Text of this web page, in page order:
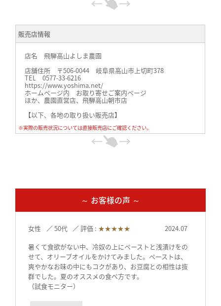
販売店情報
店名 飛騨高山よしま農園
店舗住所 〒506-0044 岐阜県高山市上切町378
TEL 0577-33-6216
https://www.yoshima.net/
ホームページ内 お取り寄せご案内ページ
ほか、農園直営店、飛騨高山朝市店
【以下、各地の取り扱い販売店】
≪関西≫
キャロットhttps://www.carrot-n.co.jp/、
ヘルスライフ、オーガニックプラザhttps://healthlife.co.jp/
ボンラスパイユhttps://bonraspail.com/（横浜、吉祥寺各店）
サンスマイルhttps://www.sunsmile.org/（埼玉県）
AMRITARA https://www.amritara.com/
GIFTSPREMIUMhttps://giftspremium.jp/（名古屋市）
ロカボーノ伏見店https://locabuono.jp/（名古屋市）
三川屋 https://www.sangawa-ya.co.jp/（高山市）
飛騨物産館 https://www.takayama-gh.com/（高山市）
川島SA岐阜おみやげ
https://omiyadata.jp/restarea/kawashima/
旬楽善 各店 https://shun-rakuzen.com/
≪北陸≫
ナチュレ片山 https://nature-katayama.jp/ （新潟）
※実際の販売状況については直接販売店にご確認ください。
～ お客様の声 ～
女性 50代 評価 : ★★★★★
2024.07
暑くて食欲がない中、冷奴の上にペーストと浅漬けをの
せて、オリーブオイルをかけてみました。ペーストは、
爽やかなお味の中にもコクがあり、お豆腐との相性は抜
群でした。夏のオススメの食べ方です。
（試食モニター）